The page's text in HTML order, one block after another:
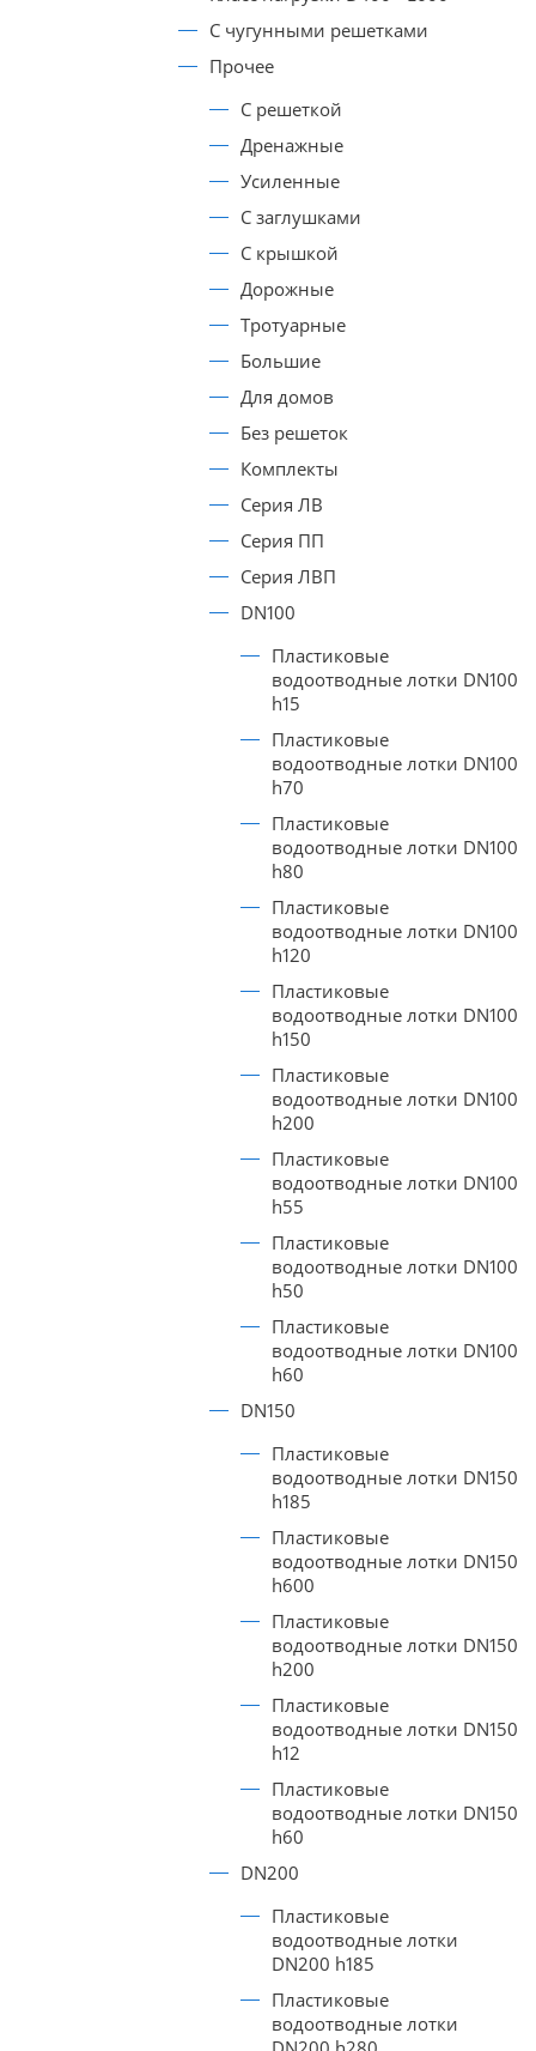
С чугунными решетками
Прочее
С решеткой
Дренажные
Усиленные
С заглушками
С крышкой
Дорожные
Тротуарные
Большие
Для домов
Без решеток
Комплекты
Серия ЛВ
Серия ПП
Серия ЛВП
DN100
Пластиковые
водоотводные лотки DN100
h15
Пластиковые
водоотводные лотки DN100
h70
Пластиковые
водоотводные лотки DN100
h80
Пластиковые
водоотводные лотки DN100
h120
Пластиковые
водоотводные лотки DN100
h150
Пластиковые
водоотводные лотки DN100
h200
Пластиковые
водоотводные лотки DN100
h55
Пластиковые
водоотводные лотки DN100
h50
Пластиковые
водоотводные лотки DN100
h60
DN150
Пластиковые
водоотводные лотки DN150
h185
Пластиковые
водоотводные лотки DN150
h600
Пластиковые
водоотводные лотки DN150
h200
Пластиковые
водоотводные лотки DN150
h12
Пластиковые
водоотводные лотки DN150
h60
DN200
Пластиковые
водоотводные лотки
DN200 h185
Пластиковые
водоотводные лотки